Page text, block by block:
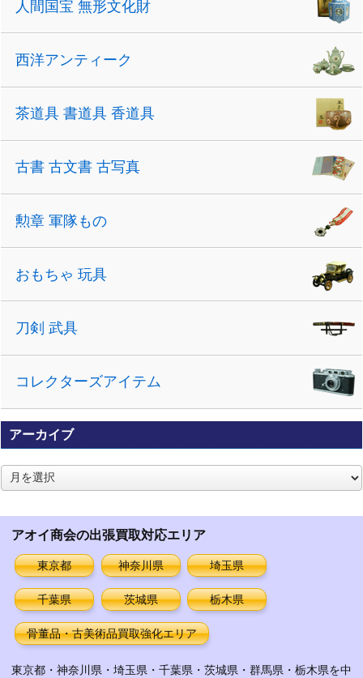
人間国宝 無形文化財
西洋アンティーク
茶道具 書道具 香道具
古書 古文書 古写真
勲章 軍隊もの
おもちゃ 玩具
刀剣 武具
コレクターズアイテム
アーカイブ
ア
ー
アオイ商会の出張買取対応エリア
東京都 神奈川県 埼玉県
千葉県 茨城県 栃木県
骨董品・古美術品買取強化エリア
東京都・神奈川県・埼玉県・千葉県・茨城県・群馬県・栃木県を中